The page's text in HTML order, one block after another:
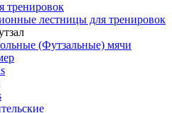
тренировок
лестницы для тренировок
(Футзальные) мячи